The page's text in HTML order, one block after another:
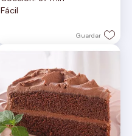
estrellas.
Fácil
Guardar